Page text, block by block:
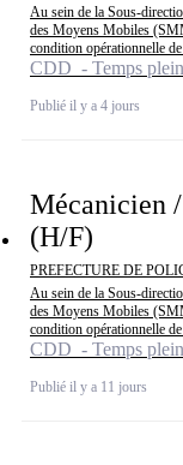
Au sein de la Sous-
des Moyens Mobiles
condition opérationnelle
CDD - Temps plein
Publié il y a 4 jours
Mécanicien
(H/F)
PREFECTURE DE
Au sein de la Sous-
des Moyens Mobiles
condition opérationnelle
CDD - Temps plein
Publié il y a 11 jours